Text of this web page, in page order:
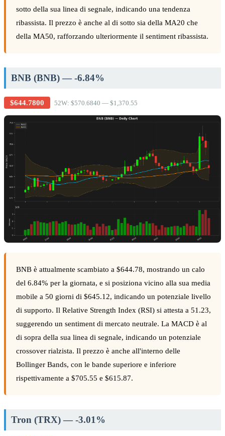
sotto della sua linea di segnale, indicando una tendenza
ribassista. Il prezzo è anche al di sotto sia della MA20 che
della MA50, rafforzando ulteriormente il sentiment ribassista.
BNB (BNB) — -6.84%
$644.7800 52W: $570.6840 — $1,370.55
BNB è attualmente scambiato a $644.78, mostrando un calo
del 6.84% per la giornata, e si posiziona vicino alla sua media
mobile a 50 giorni di $645.12, indicando un potenziale livello
di supporto. Il Relative Strength Index (RSI) si attesta a 51.23,
suggerendo un sentiment di mercato neutrale. La MACD è al
di sopra della sua linea di segnale, indicando un potenziale
crossover rialzista. Il prezzo è anche all'interno delle
Bollinger Bands, con le bande superiore e inferiore
rispettivamente a $705.55 e $615.87.
Tron (TRX) — -3.01%